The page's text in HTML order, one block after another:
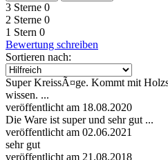
3 Sterne 0
2 Sterne 0
1 Stern 0
Bewertung schreiben
Sortieren nach:
Super KreissÃ¤ge. Kommt mit
wissen. ...
veröffentlicht am 18.08.2020
Die Ware ist super und sehr gut ...
veröffentlicht am 02.06.2021
sehr gut
veröffentlicht am 21.08.2018